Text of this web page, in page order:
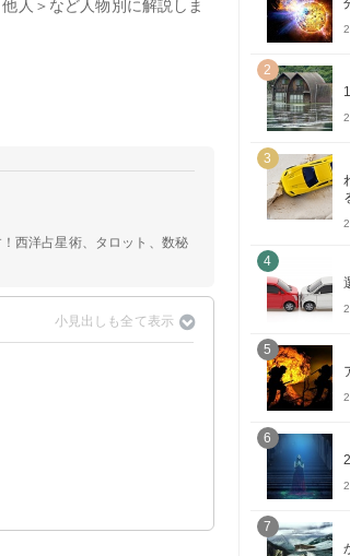
人＞など人物別に解説しま
西洋占星術、タロット、数秘
2
3
4
5
6
7